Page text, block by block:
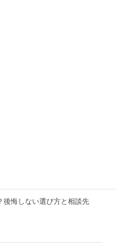
後悔しない選び方と相談先